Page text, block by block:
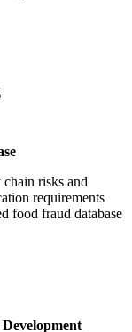
risks and
requirements
food fraud database